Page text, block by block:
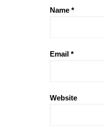
Name *
Email *
Website